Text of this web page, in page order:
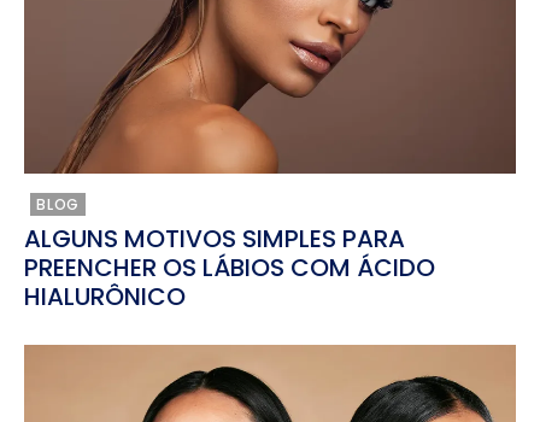
BLOG
ALGUNS MOTIVOS SIMPLES PARA
PREENCHER OS LÁBIOS COM ÁCIDO
HIALURÔNICO